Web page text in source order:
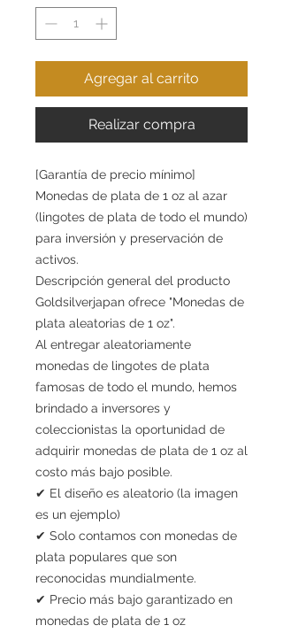
Agregar al carrito
Realizar compra
[Garantía de precio mínimo]
Monedas de plata de 1 oz al azar
(lingotes de plata de todo el mundo)
para inversión y preservación de
activos.
Descripción general del producto
Goldsilverjapan ofrece "Monedas de
plata aleatorias de 1 oz".
Al entregar aleatoriamente
monedas de lingotes de plata
famosas de todo el mundo, hemos
brindado a inversores y
coleccionistas la oportunidad de
adquirir monedas de plata de 1 oz al
costo más bajo posible.
✔ El diseño es aleatorio (la imagen
es un ejemplo)
✔ Solo contamos con monedas de
plata populares que son
reconocidas mundialmente.
✔ Precio más bajo garantizado en
monedas de plata de 1 oz